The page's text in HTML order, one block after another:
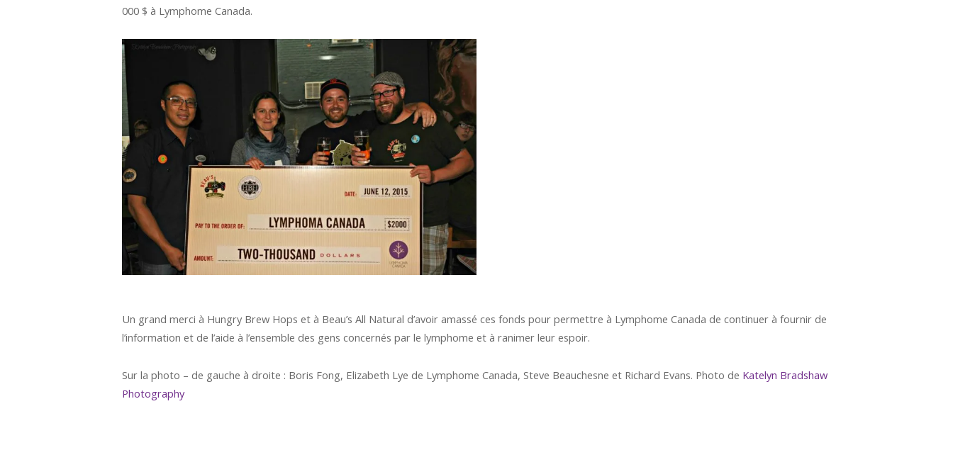
000 $ à Lymphome Canada.
Un grand merci à Hungry Brew Hops et à Beau’s All Natural d’avoir amassé ces fonds pour permettre à Lymphome Canada de continuer à fournir de
l’information et de l’aide à l’ensemble des gens concernés par le lymphome et à ranimer leur espoir.
Sur la photo – de gauche à droite : Boris Fong, Elizabeth Lye de Lymphome Canada, Steve Beauchesne et Richard Evans. Photo de Katelyn Bradshaw
Photography